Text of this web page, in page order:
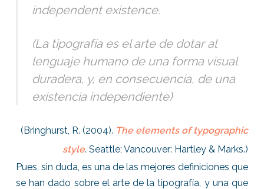
independent existence.
(La tipografía es el arte de dotar al
lenguaje humano de una forma visual
duradera, y, en consecuencia, de una
existencia independiente)
(Bringhurst, R. (2004). The elements of typographic
style. Seattle; Vancouver: Hartley & Marks.)
Pues, sin duda, es una de las mejores definiciones que
se han dado sobre el arte de la tipografía, y una que